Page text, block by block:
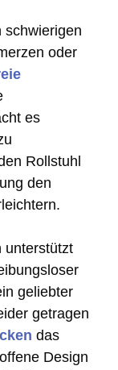
schwierigen
oder
es
Rollstuhl
den
unterstützt
geliebter
getragen
das
Design